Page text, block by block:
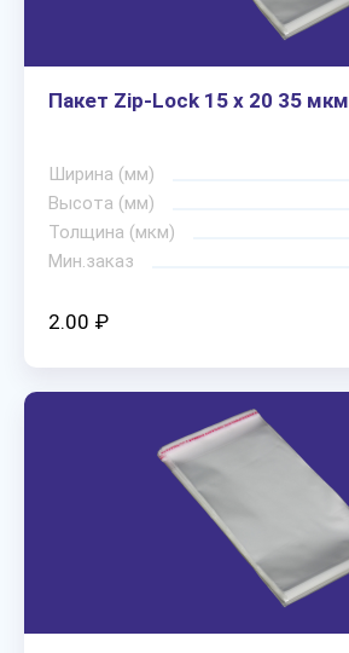
Пакет Zip-Lock 15 х 20 35 мкм
Ширина (мм)
Высота (мм)
Толщина (мкм)
Мин.заказ
2.00 ₽